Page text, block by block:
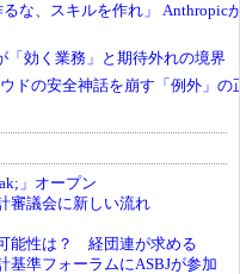
」オープン
審議会に新しい流れ
能性は？ 経団連が求める
基準フォーラムにASBJが参加